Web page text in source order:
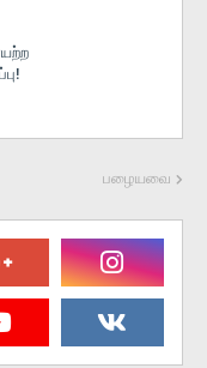
பழையவை